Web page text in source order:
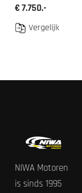
€ 7.750.-
Vergelijk
NIWA Motoren
is sinds 1995